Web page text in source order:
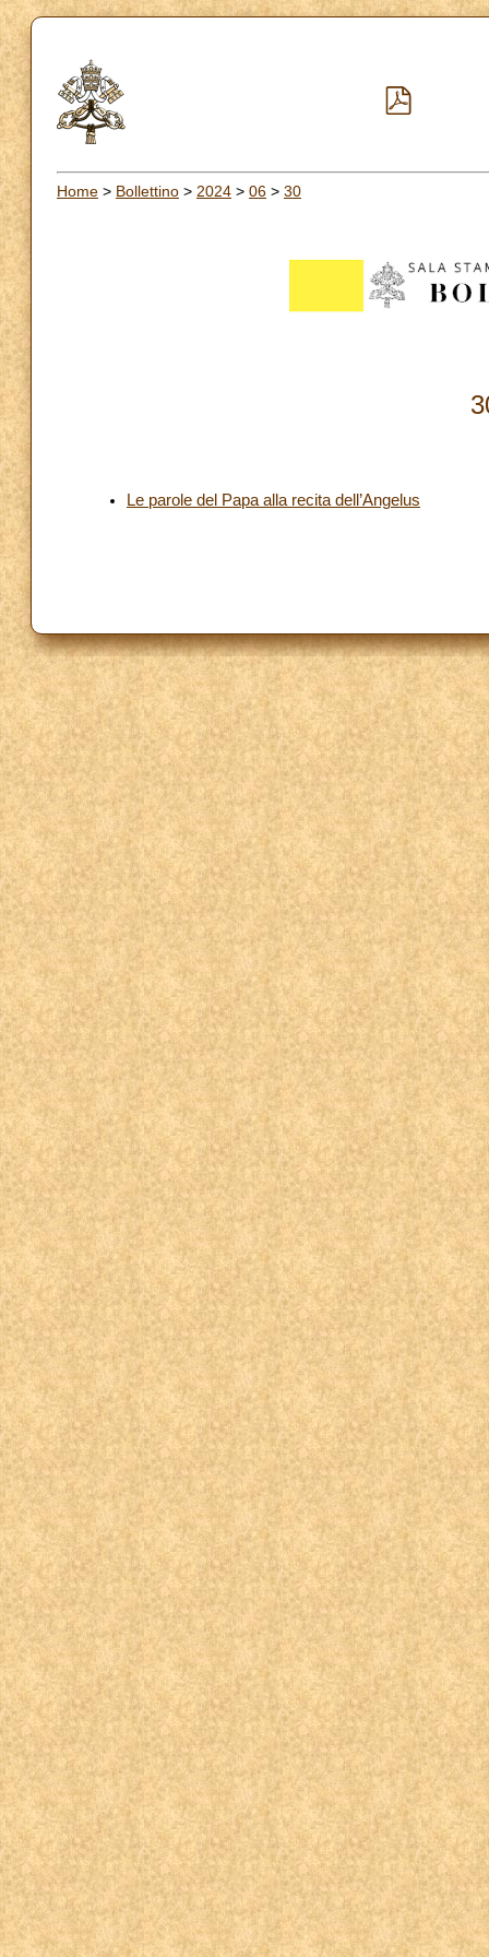
Home > Bollettino > 2024 > 06 > 30
Le parole del Papa alla recita dell’Angelus